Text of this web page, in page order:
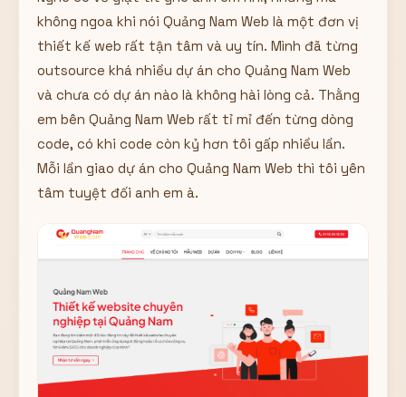
không ngoa khi nói Quảng Nam Web là một đơn vị
thiết kế web rất tận tâm và uy tín. Mình đã từng
outsource khá nhiều dự án cho Quảng Nam Web
và chưa có dự án nào là không hài lòng cả. Thằng
em bên Quảng Nam Web rất tỉ mỉ đến từng dòng
code, có khi code còn kỷ hơn tôi gấp nhiều lần.
Mỗi lần giao dự án cho Quảng Nam Web thì tôi yên
tâm tuyệt đối anh em à.